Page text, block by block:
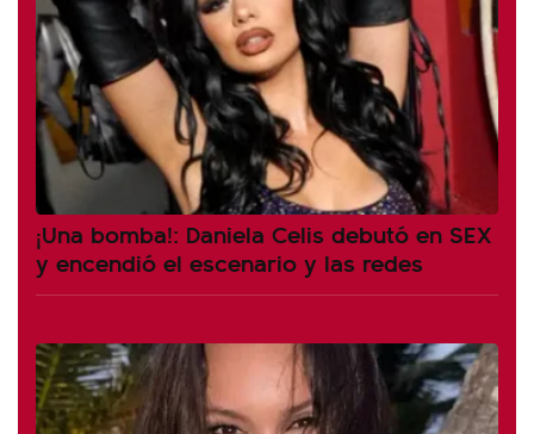
¡Una bomba!: Daniela Celis debutó en SEX
y encendió el escenario y las redes